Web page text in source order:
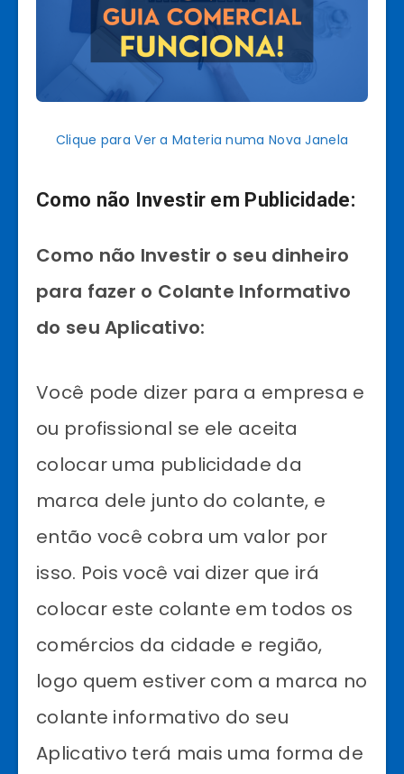
Clique para Ver a Materia numa Nova Janela
Como não Investir em Publicidade:
Como não Investir o seu dinheiro
para fazer o Colante Informativo
do seu Aplicativo:
Você pode dizer para a empresa e
ou profissional se ele aceita
colocar uma publicidade da
marca dele junto do colante, e
então você cobra um valor por
isso. Pois você vai dizer que irá
colocar este colante em todos os
comércios da cidade e região,
logo quem estiver com a marca no
colante informativo do seu
Aplicativo terá mais uma forma de